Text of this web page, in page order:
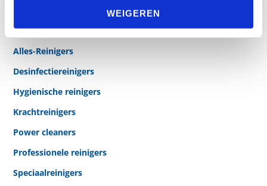
e
WEIGEREN
PRODUCTCATEGORIEËN
Alles-Reinigers
Desinfectiereinigers
Hygienische reinigers
Krachtreinigers
Power cleaners
Professionele reinigers
Speciaalreinigers